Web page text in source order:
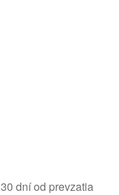
dní od prevzatia